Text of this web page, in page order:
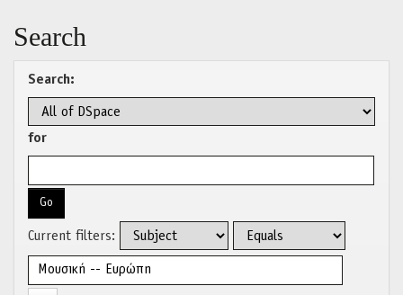
Search
Search:
for
Current filters: